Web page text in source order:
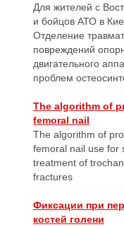
Для жителей с
и бойцов АТО в
Отделение
повреждений
двигательного
проблем
The algorithm of
femoral nail
The algorithm of
femoral nail use for
treatment of
fractures
Фиксации при
костей голени